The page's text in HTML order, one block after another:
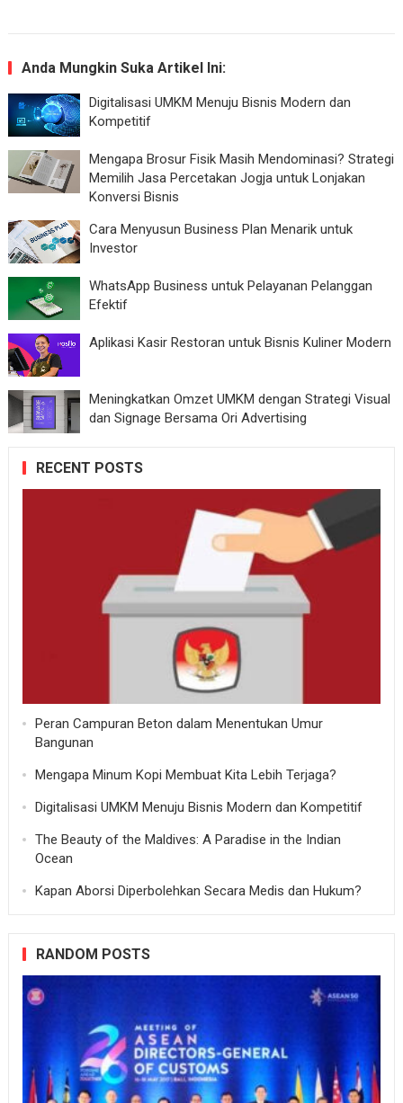
Anda Mungkin Suka Artikel Ini:
Digitalisasi UMKM Menuju Bisnis Modern dan
Kompetitif
Mengapa Brosur Fisik Masih Mendominasi? Strategi
Memilih Jasa Percetakan Jogja untuk Lonjakan
Konversi Bisnis
Cara Menyusun Business Plan Menarik untuk
Investor
WhatsApp Business untuk Pelayanan Pelanggan
Efektif
Aplikasi Kasir Restoran untuk Bisnis Kuliner Modern
Meningkatkan Omzet UMKM dengan Strategi Visual
dan Signage Bersama Ori Advertising
RECENT POSTS
Peran Campuran Beton dalam Menentukan Umur
Bangunan
Mengapa Minum Kopi Membuat Kita Lebih Terjaga?
Digitalisasi UMKM Menuju Bisnis Modern dan Kompetitif
The Beauty of the Maldives: A Paradise in the Indian
Ocean
Kapan Aborsi Diperbolehkan Secara Medis dan Hukum?
RANDOM POSTS